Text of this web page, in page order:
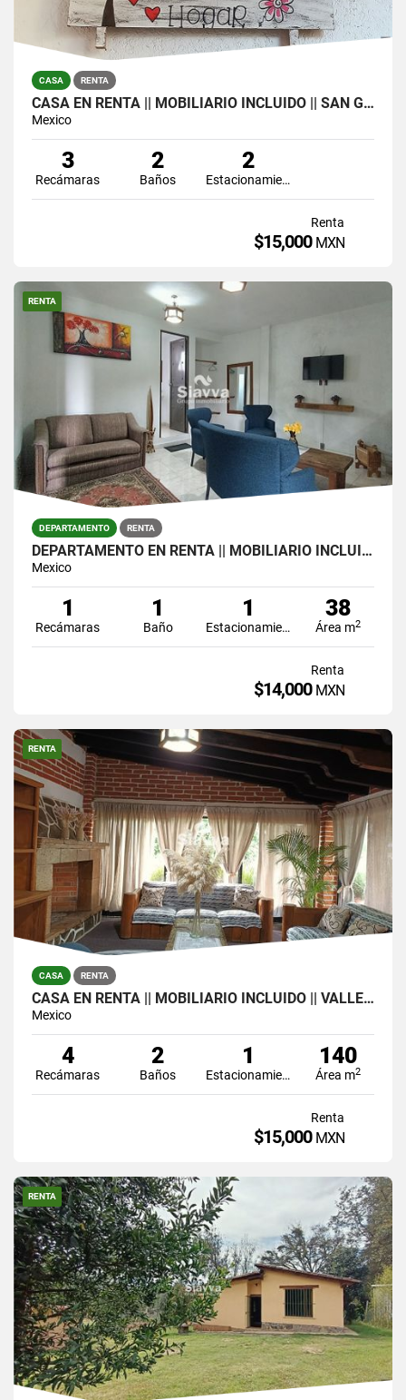
CASA RENTA
CASA EN RENTA || MOBILIARIO INCLUIDO || SAN GASPAR DEL LAGO
Mexico
3
Recámaras
2
Baños
2
Estacionamiento
Renta
$15,000 MXN
RENTA
DEPARTAMENTO RENTA
DEPARTAMENTO EN RENTA || MOBILIARIO INCLUIDO || VALLE DE BRAVO
Mexico
1
Recámaras
1
Baño
1
Estacionamiento
38
Área m2
Renta
$14,000 MXN
RENTA
CASA RENTA
CASA EN RENTA || MOBILIARIO INCLUIDO || VALLE DE BRAVO, EDO. DE MÉXICO
Mexico
4
Recámaras
2
Baños
1
Estacionamiento
140
Área m2
Renta
$15,000 MXN
RENTA